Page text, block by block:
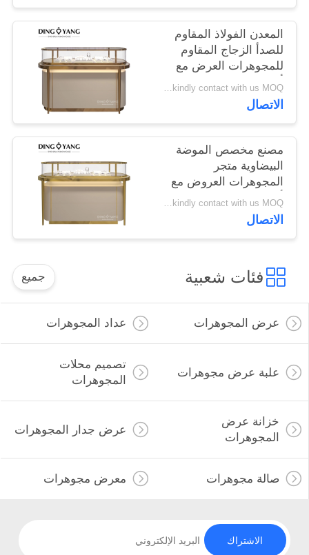
المعدن الفولاذ المقاوم
للصدأ الزجاج المقاوم
للمجوهرات العرض مع
أضواء LED
Pls kindly contact with us MOQ:متجر واحد أو 5 مجموعات
الاتصال
مصنع مخصص الموضة
البيضاوية متجر
المجوهرات العروض مع
أضواء LED
Pls kindly contact with us MOQ:متجر واحد أو 5 مجموعات
الاتصال
فئات شعبية جميع
عرض المجوهرات عداد المجوهرات
علبة عرض مجوهرات
تصميم محلات
المجوهرات
خزانة عرض
المجوهرات
عرض جدار المجوهرات
صالة مجوهرات معرض مجوهرات
الاشتراك